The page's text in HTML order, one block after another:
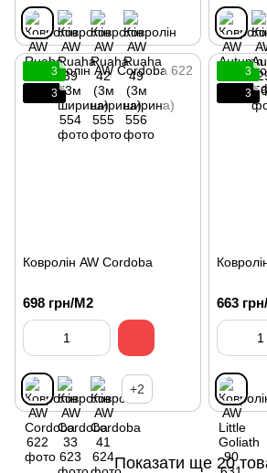
3
3
Ковролін AW Cordoba
698 грн/М2
+2
3
3
663
Показати ще 20